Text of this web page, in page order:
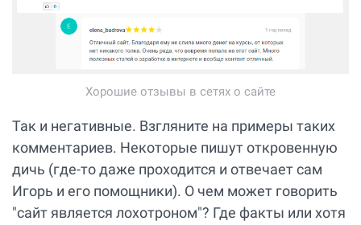
Хорошие отзывы в сетях о сайте
Так и негативные. Взгляните на примеры таких
комментариев. Некоторые пишут откровенную
дичь (где-то даже проходится и отвечает сам
Игорь и его помощники). О чем может говорить
"сайт является лохотроном"? Где факты или хотя